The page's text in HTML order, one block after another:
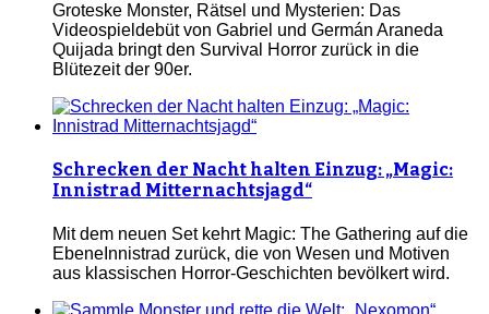
Groteske Monster, Rätsel und Mysterien: Das
Videospieldebüt von Gabriel und Germán Araneda
Quijada bringt den Survival Horror zurück in die
Blütezeit der 90er.
Schrecken der Nacht halten Einzug: „Magic:
Innistrad Mitternachtsjagd“
Mit dem neuen Set kehrt Magic: The Gathering auf die
EbeneInnistrad zurück, die von Wesen und Motiven
aus klassischen Horror-Geschichten bevölkert wird.